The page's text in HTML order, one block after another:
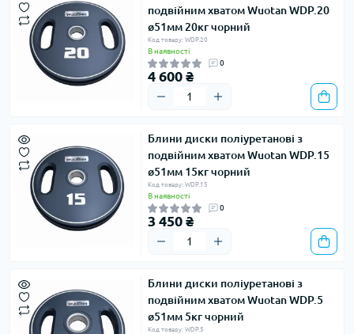
подвійним хватом Wuotan WDP.20 ​​
ø51мм 20кг чорний
Код товару: WDP.20
В наявності
0
4 600 ₴
Блини диски поліуретанові з
подвійним хватом Wuotan WDP.15 ​​
ø51мм 15кг чорний
Код товару: WDP.15
В наявності
0
3 450 ₴
Блини диски поліуретанові з
подвійним хватом Wuotan WDP.5 ​​
ø51мм 5кг чорний
Код товару: WDP.5